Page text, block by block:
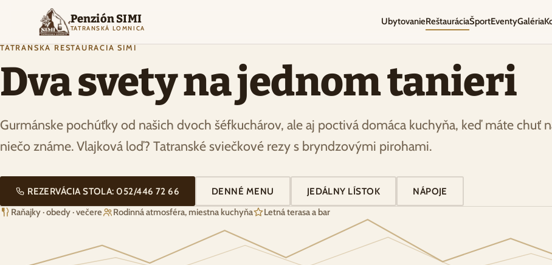
Penzión SIMI
TATRANSKÁ LOMNICA
UbytovanieReštauráciaŠportEventyGaléria
TATRANSKÁ REŠTAURÁCIA SIMI
Dva svety na jednom tanieri
Gurmánske pochúťky od našich dvoch šéfkuchárov, ale aj poctivá domáca kuchyňa, keď máte chuť
niečo známe. Vlajková loď? Tatranské sviečkové rezy s bryndzovými pirohami.
REZERVÁCIA STOLA: 052/446 72 66 DENNÉ MENU JEDÁLNY LÍSTOK NÁPOJE
Raňajky · obedy · večere Rodinná atmosféra, miestna kuchyňa Letná terasa a bar